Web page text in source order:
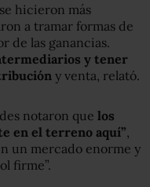
hicieron más
a tramar formas de
de las ganancias.
y tener
y venta, relató.
notaron que los
en el terreno aquí”
un mercado enorme y
firme”.